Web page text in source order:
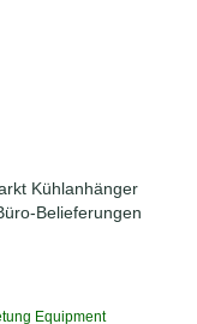
Kühlanhänger
Belieferungen
Equipment